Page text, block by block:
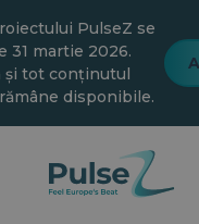
PulseZ se
31 martie 2026.
și tot conținutul
disponibile.